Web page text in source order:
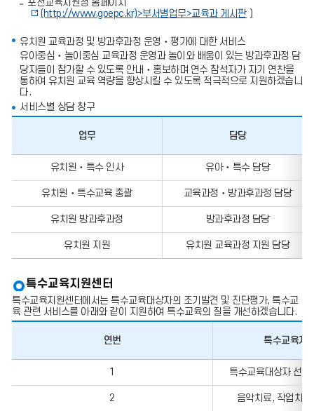
를
한
다.
포천교육지원청 홈페이지
(http://www.goepc.kr)>부서별업무>교육과 게시판 )
유치원 교육과정 및 방과후과정 운영‧평가에 대한 서비스
유아중심‧놀이중심 교육과정 운영과 놀이와 배움이 있는 방과후과정 담
당자들이 참가할 수 있도록 안내‧홍보하며 연수 참석자가 자기 연찬을
통하여 유치원 교육 역량을 향상시킬 수 있도록 적극적으로 지원하겠습니
다.
서비스별 상담 창구
담
전
스
호
의
정
보
한
입
업무 담당
유치원‧특수 인사 유아‧특수 담당
유치원‧특수교육 총괄 교육과정‧방과후과정 담당
유치원 방과후과정 방과후과정 담당
유치원 지원 유치원 교육과정 지원 담당
특수교육지원센터
특수교육지원센터에서는 특수교육대상자의 조기발견 및 진단평가, 특수교
육 관련 서비스를 아래와 같이 지원하여 특수교육의 질을 개선하겠습니다.
특
연번 특수교육지
1 특수교육대상자 선
2 음악치료, 작업치